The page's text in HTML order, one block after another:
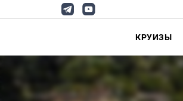
КРУИЗЫ